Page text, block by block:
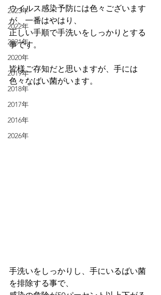
2023年
2022年
2021年
2020年
2019年
2018年
2017年
2016年
2026年
ウイルス感染予防には色々ございます
が、一番はやはり、
正しい手順で手洗いをしっかりとする
事です。
皆様ご存知だと思いますが、手には
色々なばい菌がいます。
手洗いをしっかりし、手にいるばい菌
を排除する事で、